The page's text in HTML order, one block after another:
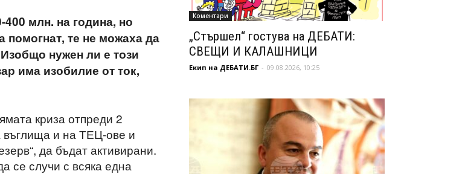
млн. на година, но
помогнат, те не можаха да
нужен ли е този
има изобилие от ток,
криза отпреди 2
въглища и на ТЕЦ-ове и
да бъдат активирани.
се случи с всяка една
Коментари
„Стършел“ гостува на ДЕБАТИ:
СВЕЩИ И КАЛАШНИЦИ
Екип на ДЕБАТИ.БГ - 09.08.2026, 10:25